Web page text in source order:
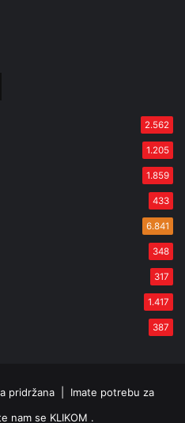
2.562
1.205
1.859
433
6.841
348
317
1.417
387
pridržana | Imate potrebu za
nam se KLIKOM .